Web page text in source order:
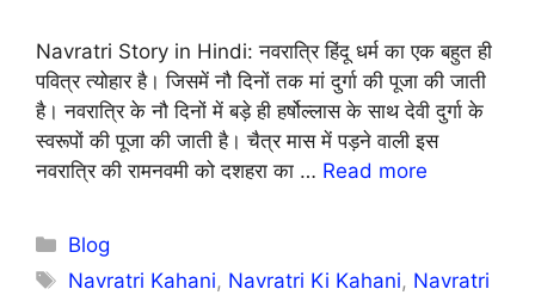
Navratri Story in Hindi: नवरात्रि हिंदू धर्म का एक बहुत ही
पवित्र त्योहार है। जिसमें नौ दिनों तक मां दुर्गा की पूजा की जाती
है। नवरात्रि के नौ दिनों में बड़े ही हर्षोल्लास के साथ देवी दुर्गा के
स्वरूपों की पूजा की जाती है। चैत्र मास में पड़ने वाली इस
नवरात्रि की रामनवमी को दशहरा का … Read more
Categories
Blog
Tags
Navratri Kahani, Navratri Ki Kahani, Navratri